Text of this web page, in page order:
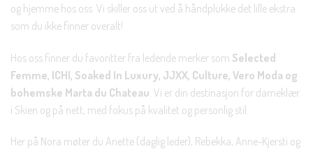
og hjemme hos oss. Vi skiller oss ut ved å håndplukke det lille ekstra
som du ikke finner overalt!
Hos oss finner du favoritter fra ledende merker som Selected
Femme, ICHI, Soaked In Luxury, JJXX, Culture, Vero Moda og
bohemske Marta du Chateau . Vi er din destinasjon for dameklær
i Skien og på nett, med fokus på kvalitet og personlig stil.
Her på Nora møter du Anette (daglig leder), Rebekka, Anne-Kjersti og